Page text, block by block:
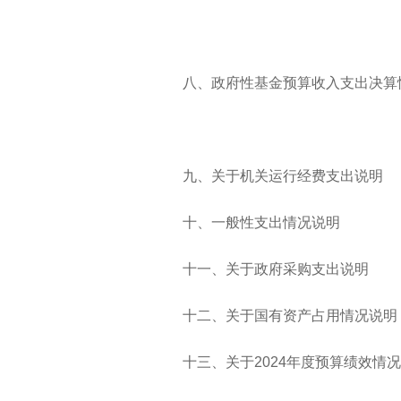
八、政府性基金预算收入支出决算
九、关于机关运行经费支出说明
十 、一般性支出情况说明
十一 、关于政府采购支出说明
十二 、关于国有资产占用情况说明
十三 、关于2024年度预算绩效情